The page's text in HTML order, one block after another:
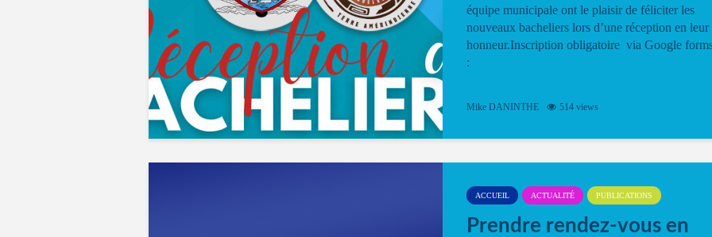
équipe municipale ont le plaisir de féliciter les
nouveaux bacheliers lors d’une réception en leur
honneur.Inscription obligatoire via Google
:
Mike DANINTHE 514 views
ACCUEIL ACTUALITÉ PUBLICATIONS
Prendre rendez-vous en